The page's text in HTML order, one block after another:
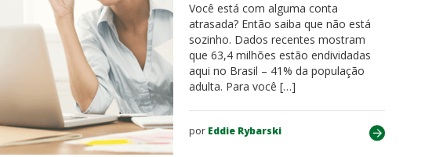
Você está com alguma conta
atrasada? Então saiba que não está
sozinho. Dados recentes mostram
que 63,4 milhões estão endividadas
aqui no Brasil – 41% da população
adulta. Para você […]
por Eddie Rybarski